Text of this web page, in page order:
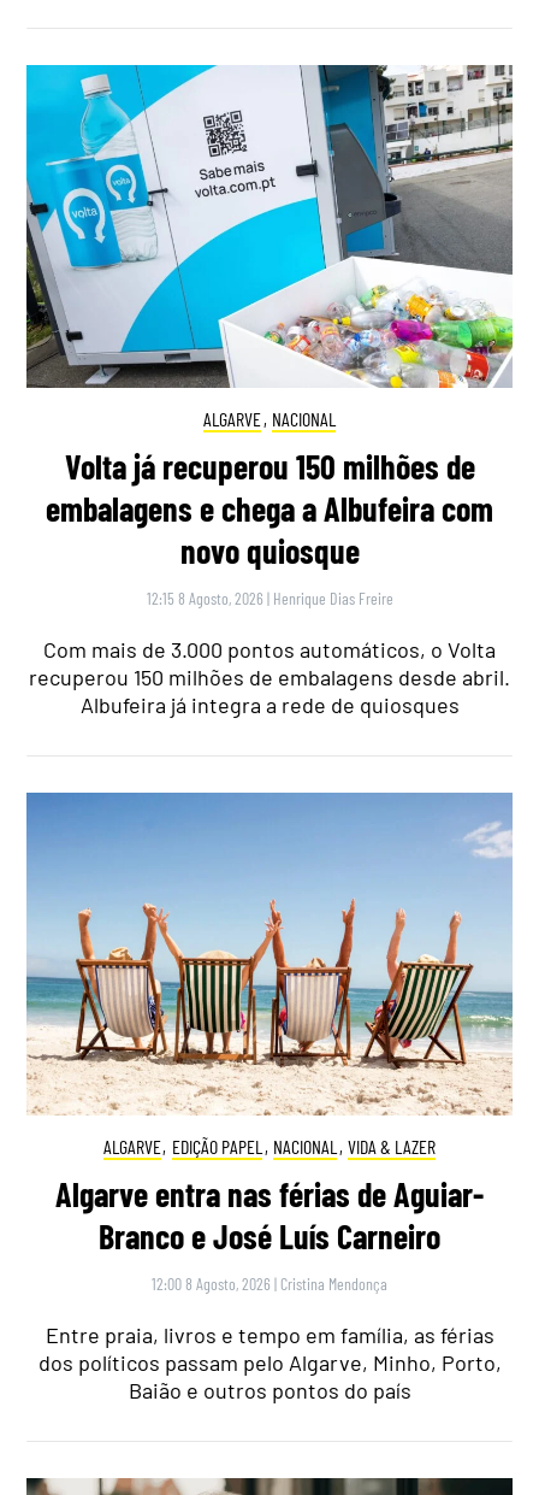
ALGARVE, NACIONAL
Volta já recuperou 150 milhões de
embalagens e chega a Albufeira com
novo quiosque
12:15 8 Agosto, 2026 | Henrique Dias Freire
Com mais de 3.000 pontos automáticos, o Volta
recuperou 150 milhões de embalagens desde abril.
Albufeira já integra a rede de quiosques
ALGARVE, EDIÇÃO PAPEL , NACIONAL , VIDA & LAZER
Algarve entra nas férias de Aguiar-
Branco e José Luís Carneiro
12:00 8 Agosto, 2026 | Cristina Mendonça
Entre praia, livros e tempo em família, as férias
dos políticos passam pelo Algarve, Minho, Porto,
Baião e outros pontos do país